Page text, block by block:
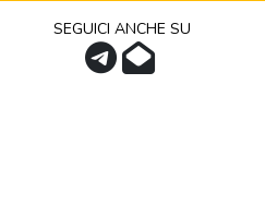
SEGUICI ANCHE SU